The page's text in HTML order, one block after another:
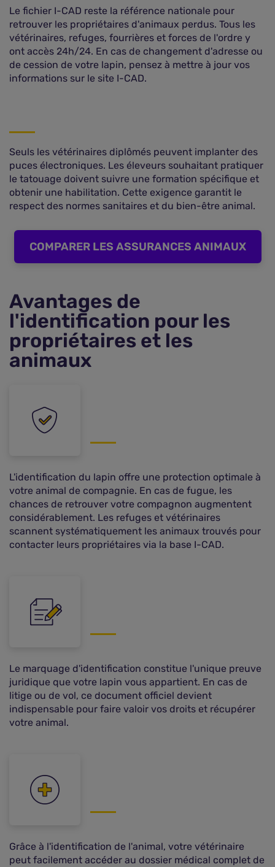
Le fichier I-CAD reste la référence nationale pour
retrouver les propriétaires d'animaux perdus. Tous les
vétérinaires, refuges, fourrières et forces de l'ordre y
ont accès 24h/24. En cas de changement d'adresse ou
de cession de votre lapin, pensez à mettre à jour vos
informations sur le site I-CAD.
Seuls les vétérinaires diplômés peuvent implanter des
puces électroniques. Les éleveurs souhaitant pratiquer
le tatouage doivent suivre une formation spécifique et
obtenir une habilitation. Cette exigence garantit le
respect des normes sanitaires et du bien-être animal.
COMPARER LES ASSURANCES ANIMAUX
Avantages de
l'identification pour les
propriétaires et les
animaux
L'identification du lapin offre une protection optimale à
votre animal de compagnie. En cas de fugue, les
chances de retrouver votre compagnon augmentent
considérablement. Les refuges et vétérinaires
scannent systématiquement les animaux trouvés pour
contacter leurs propriétaires via la base I-CAD.
Le marquage d'identification constitue l'unique preuve
juridique que votre lapin vous appartient. En cas de
litige ou de vol, ce document officiel devient
indispensable pour faire valoir vos droits et récupérer
votre animal.
Grâce à l'identification de l'animal, votre vétérinaire
peut facilement accéder au dossier médical complet de